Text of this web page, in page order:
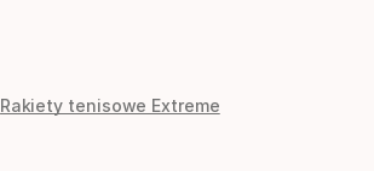
Rakiety tenisowe Extreme